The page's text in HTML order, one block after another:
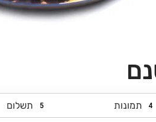
4 תמונות 5 תשלום